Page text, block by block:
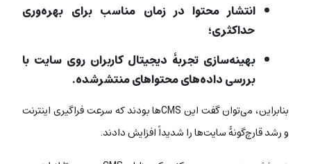
انتشار محتوا در زمان مناسب برای بهره‌وری
حداکثری؛
بهینه‌سازی تجربۀ دیجیتال کاربران روی سایت با
بررسی داده‌های محتواهای منتشرشده.
بنابراین، می‌توان گفت این CMSها بودند که سرعت فراگیری اینترنت
و رشد قارچ‌گونۀ سایت‌ها را شدیداً افزایش دادند.